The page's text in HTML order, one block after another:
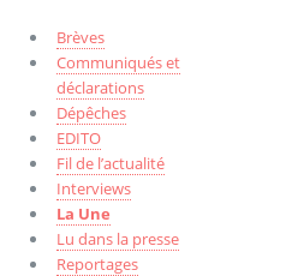
Brèves
Communiqués et
déclarations
Dépêches
EDITO
Fil de l’actualité
Interviews
La Une
Lu dans la presse
Reportages